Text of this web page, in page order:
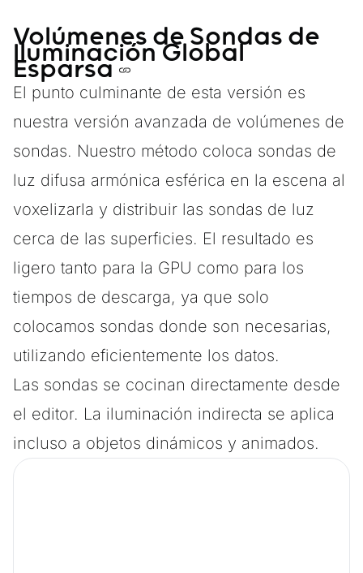
Volúmenes de Sondas de
Iluminación Global
Esparsa
El punto culminante de esta versión es
nuestra versión avanzada de volúmenes de
sondas. Nuestro método coloca sondas de
luz difusa armónica esférica en la escena al
voxelizarla y distribuir las sondas de luz
cerca de las superficies. El resultado es
ligero tanto para la GPU como para los
tiempos de descarga, ya que solo
colocamos sondas donde son necesarias,
utilizando eficientemente los datos.
Las sondas se cocinan directamente desde
el editor. La iluminación indirecta se aplica
incluso a objetos dinámicos y animados.